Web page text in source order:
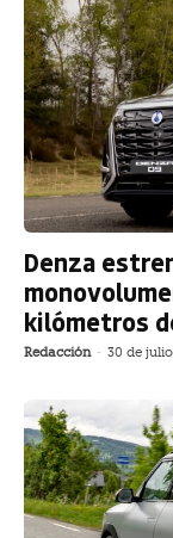
Denza
kilómetros
Redacción - 30 de